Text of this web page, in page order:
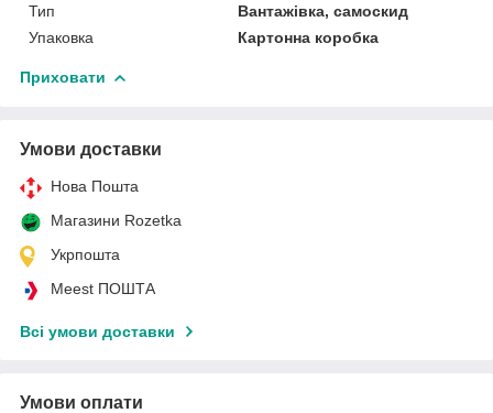
Тип
Вантажівка, самоскид
Упаковка
Картонна коробка
Приховати
Умови доставки
Нова Пошта
Магазини Rozetka
Укрпошта
Meest ПОШТА
Всі умови доставки
Умови оплати